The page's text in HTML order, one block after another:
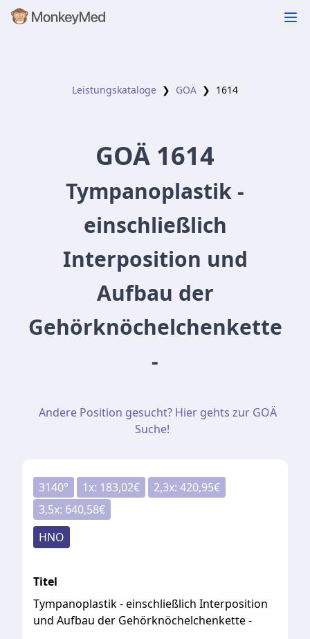
Leistungskataloge ❯ GOÄ ❯ 1614
GOÄ 1614
Tympanoplastik -
einschließlich
Interposition und
Aufbau der
Gehörknöchelchenkette
-
Andere Position gesucht? Hier gehts zur GOÄ
Suche!
3140° 1x: 183,02€ 2,3x: 420,95€
3,5x: 640,58€
HNO
Titel
Tympanoplastik - einschließlich Interposition
und Aufbau der Gehörknöchelchenkette -